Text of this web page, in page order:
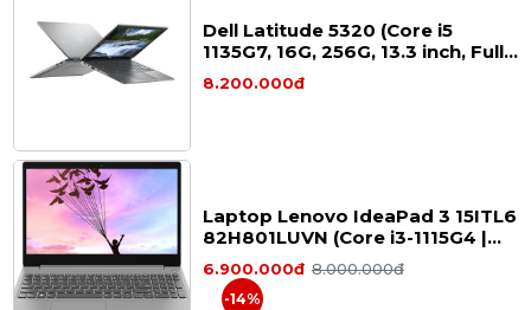
Dell Latitude 5320 (Core i5
1135G7, 16G, 256G, 13.3 inch, Full
8.200.000đ
Laptop Lenovo IdeaPad 3 15ITL6
82H801LUVN (Core i3-1115G4 |
8GB | 256GB | Intel UHD Graphics
| 15.6 inch FHD )
6.900.000đ 8.000.000đ
-14%